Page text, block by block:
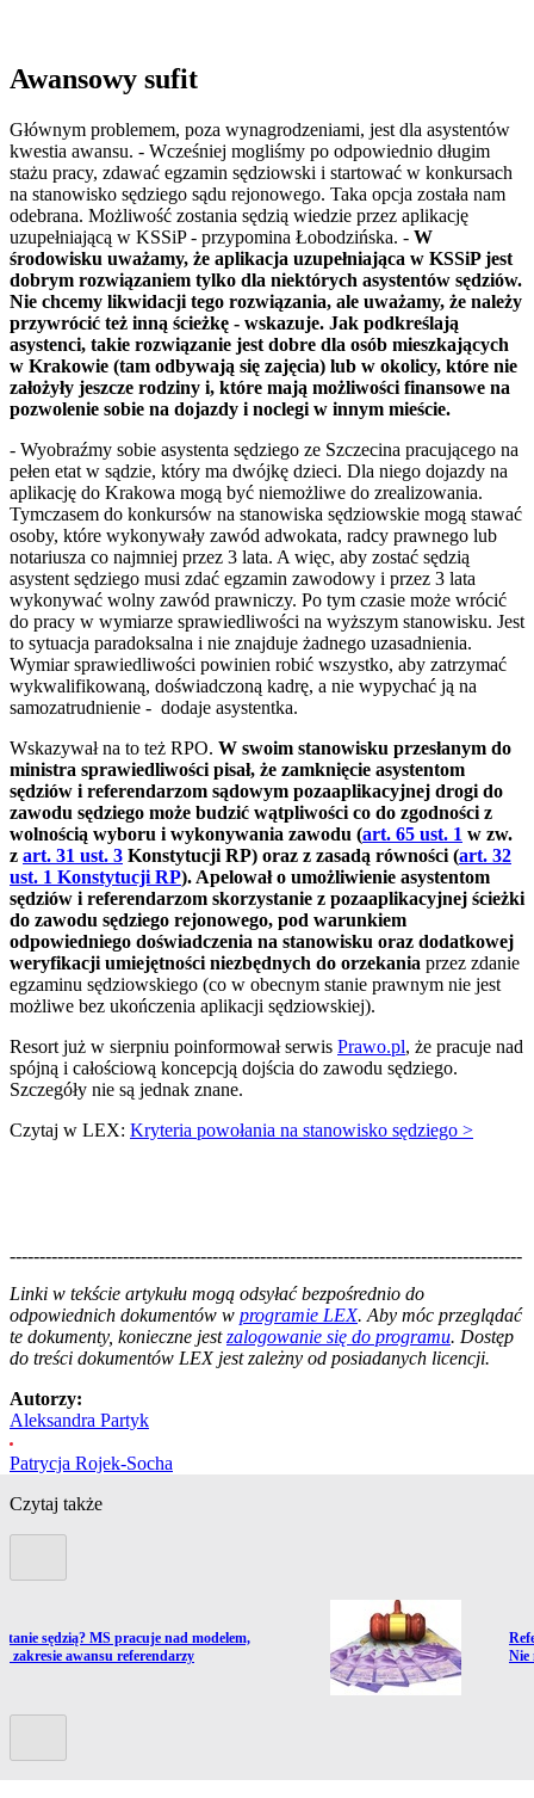
Awansowy sufit
Głównym problemem, poza wynagrodzeniami, jest dla asystentów
kwestia awansu. - Wcześniej mogliśmy po odpowiednio długim
stażu pracy, zdawać egzamin sędziowski i startować w konkursach
na stanowisko sędziego sądu rejonowego. Taka opcja została nam
odebrana. Możliwość zostania sędzią wiedzie przez aplikację
uzupełniającą w KSSiP - przypomina Łobodzińska. - W
środowisku uważamy, że aplikacja uzupełniająca w KSSiP jest
dobrym rozwiązaniem tylko dla niektórych asystentów sędziów.
Nie chcemy likwidacji tego rozwiązania, ale uważamy, że należy
przywrócić też inną ścieżkę - wskazuje. Jak podkreślają
asystenci, takie rozwiązanie jest dobre dla osób mieszkających
w Krakowie (tam odbywają się zajęcia) lub w okolicy, które nie
założyły jeszcze rodziny i, które mają możliwości finansowe na
pozwolenie sobie na dojazdy i noclegi w innym mieście.
- Wyobraźmy sobie asystenta sędziego ze Szczecina pracującego na
pełen etat w sądzie, który ma dwójkę dzieci. Dla niego dojazdy na
aplikację do Krakowa mogą być niemożliwe do zrealizowania.
Tymczasem do konkursów na stanowiska sędziowskie mogą stawać
osoby, które wykonywały zawód adwokata, radcy prawnego lub
notariusza co najmniej przez 3 lata. A więc, aby zostać sędzią
asystent sędziego musi zdać egzamin zawodowy i przez 3 lata
wykonywać wolny zawód prawniczy. Po tym czasie może wrócić
do pracy w wymiarze sprawiedliwości na wyższym stanowisku. Jest
to sytuacja paradoksalna i nie znajduje żadnego uzasadnienia.
Wymiar sprawiedliwości powinien robić wszystko, aby zatrzymać
wykwalifikowaną, doświadczoną kadrę, a nie wypychać ją na
samozatrudnienie - dodaje asystentka.
Wskazywał na to też RPO. W swoim stanowisku przesłanym do
ministra sprawiedliwości pisał, że zamknięcie asystentom
sędziów i referendarzom sądowym pozaaplikacyjnej drogi do
zawodu sędziego może budzić wątpliwości co do zgodności z
wolnością wyboru i wykonywania zawodu (art. 65 ust. 1 w zw.
z art. 31 ust. 3 Konstytucji RP) oraz z zasadą równości (art. 32
ust. 1 Konstytucji RP). Apelował o umożliwienie asystentom
sędziów i referendarzom skorzystanie z pozaaplikacyjnej ścieżki
do zawodu sędziego rejonowego, pod warunkiem
odpowiedniego doświadczenia na stanowisku oraz dodatkowej
weryfikacji umiejętności niezbędnych do orzekania przez zdanie
egzaminu sędziowskiego (co w obecnym stanie prawnym nie jest
możliwe bez ukończenia aplikacji sędziowskiej).
Resort już w sierpniu poinformował serwis Prawo.pl, że pracuje nad
spójną i całościową koncepcją dojścia do zawodu sędziego.
Szczegóły nie są jednak znane.
Czytaj w LEX: Kryteria powołania na stanowisko sędziego >
--------------------------------------------------------------------------------------
Linki w tekście artykułu mogą odsyłać bezpośrednio do
odpowiednich dokumentów w programie LEX. Aby móc przeglądać
te dokumenty, konieczne jestzalogowanie się do programu. Dostęp
do treści dokumentów LEX jest zależny od posiadanych licencji.
Autorzy:
Aleksandra Partyk
Patrycja Rojek-Socha
Czytaj także
do artykułu:
sędzią? MS pracuje nad modelem,
zakresie awansu referendarzy
Nie